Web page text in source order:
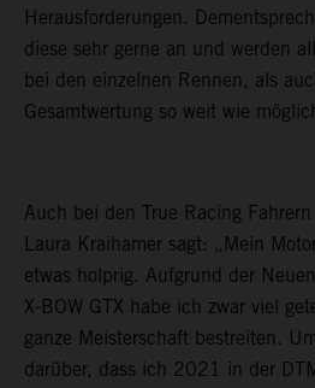
Herausforderungen.
diese sehr gerne an und werden
bei den einzelnen Rennen, als
Gesamtwertung so weit wie
Auch bei den True Racing
Laura Kraihamer sagt: „Mein
etwas holprig. Aufgrund der
X-BOW GTX habe ich zwar viel
ganze Meisterschaft bestreiten.
darüber, dass ich 2021 in der